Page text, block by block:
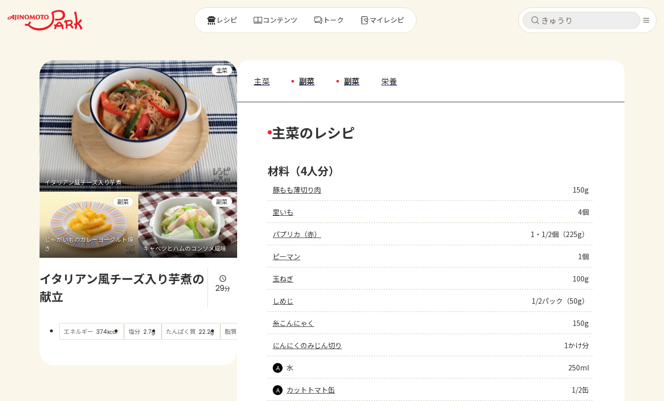
キャンセル
よくあるお問い合わせ
お買い物
キャンセル
レシピ コンテンツ トーク マイレシピ
イタリアン風チーズ入り芋煮
主菜
じゃがいものカレーヨーグルト焼
き
副菜
キャベツとハムのコンソメ風味
副菜
イタリアン風チーズ入り芋煮の
献立
29分
エネルギー 374kcal 塩分 2.7g たんぱく質 22.2g 脂質 もっと見る
主菜 副菜 副菜 栄養
主菜のレシピ
材料（4人分）
豚もも薄切り肉 150g
里いも 4個
パプリカ（赤） 1・1/2個（225g）
ピーマン 1個
玉ねぎ 100g
しめじ 1/2パック（50g）
糸こんにゃく 150g
にんにくのみじん切り 1かけ分
A 水 250ml
A カットトマト缶 1/2缶